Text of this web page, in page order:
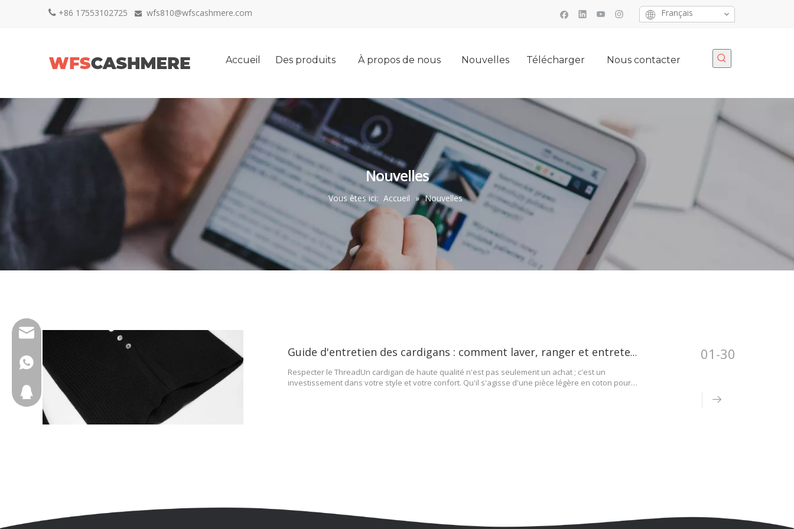
 +86 17553102725  wfs810@wfscashmere.com Français
Accueil Des produits À propos de nous Nouvelles Télécharger Nous contacter
Nouvelles
Vous êtes ici: Accueil » Nouvelles
Guide d'entretien des cardigans : comment laver, ranger et entretenir vos tricots
Respecter le ThreadUn cardigan de haute qualité n'est pas seulement un achat ; c'est un
investissement dans votre style et votre confort. Qu'il s'agisse d'une pièce légère en coton pour
01-30
wfs810@wfscashmere.com
2917611817